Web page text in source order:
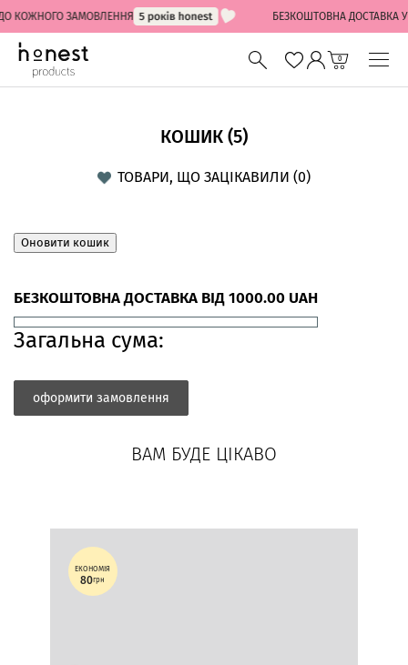
КОЖНОГО ЗАМОВЛЕННЯ БЕЗКОШТОВНА ДОСТАВКА У
0
КОШИК (5)
ТОВАРИ, ЩО ЗАЦІКАВИЛИ (0)
Оновити кошик
БЕЗКОШТОВНА ДОСТАВКА ВІД1000.00 UAH
Загальна сума:
оформити замовлення
ВАМ БУДЕ ЦІКАВО
ЕКОНОМІЯ
80грн